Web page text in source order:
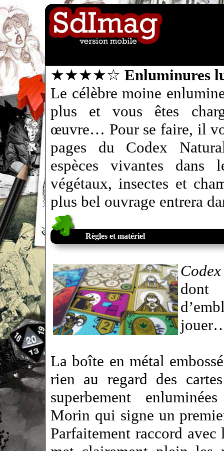
★★★★☆ Enluminures
Le célèbre moine
plus et vous êtes
œuvre… Pour se faire, il
pages du Codex
espèces vivantes dans
végétaux, insectes et
plus bel ouvrage entrera
Règles et matériel
dont
La boîte en métal
rien au regard des
superbement
Morin qui signe un
Parfaitement raccord